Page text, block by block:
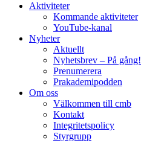
Aktiviteter
Kommande aktiviteter
YouTube-kanal
Nyheter
Aktuellt
Nyhetsbrev – På gång!
Prenumerera
Prakademipodden
Om oss
Välkommen till cmb
Kontakt
Integritetspolicy
Styrgrupp